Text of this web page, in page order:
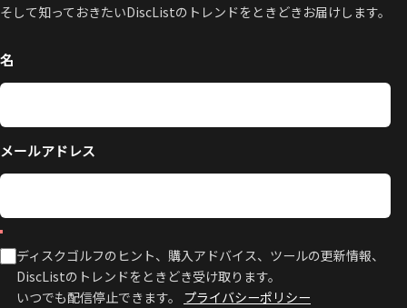
そして知っておきたいDiscListのトレンドをときどきお届けします。
名
メールアドレス
ディスクゴルフのヒント、購入アドバイス、ツールの更新情報、
DiscListのトレンドをときどき受け取ります。
いつでも配信停止できます。 プライバシーポリシー